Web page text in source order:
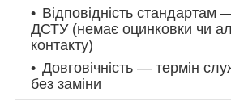
Відповідність
ДСТУ (немає оцинковки чи
контакту)
Довговічність — термін
без заміни